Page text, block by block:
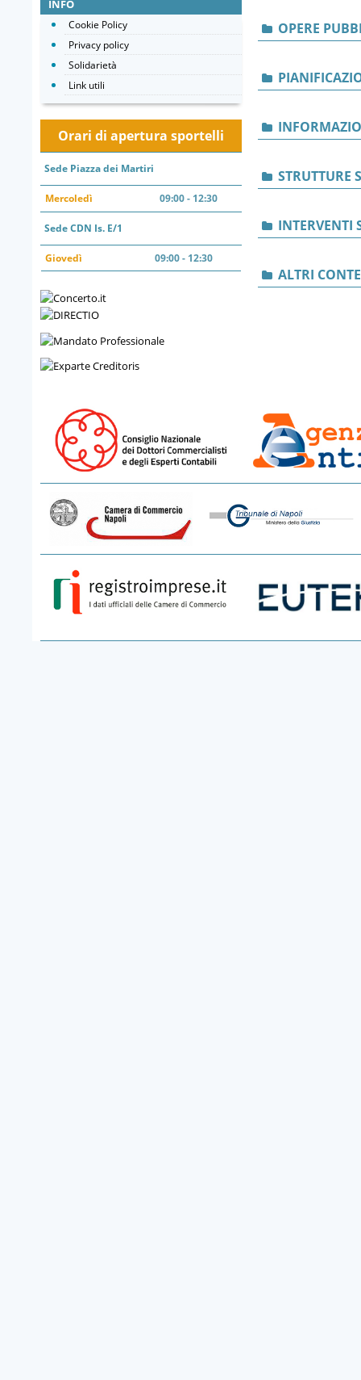
OPERE
STRUTTURE
INTERVENTI
ALTRI
INFO
Cookie Policy
Privacy policy
Solidarietà
Link utili
Orari di apertura sportelli
Sede Piazza dei Martiri
Mercoledì 09:00 - 12:30
Sede CDN Is. E/1
Giovedì 09:00 - 12:30